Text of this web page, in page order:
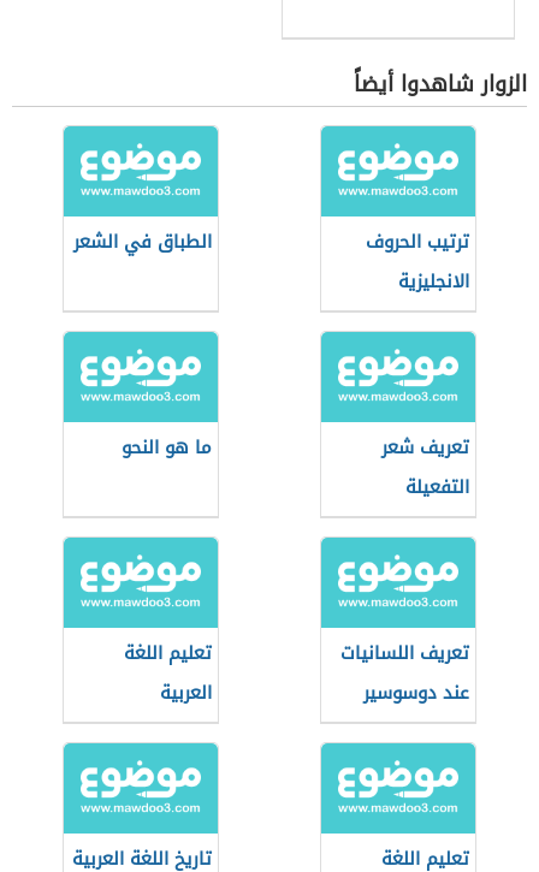
الزوار شاهدوا أيضاً
ترتيب الحروف
الانجليزية
الطباق في الشعر
تعريف شعر
التفعيلة
ما هو النحو
تعريف اللسانيات
عند دوسوسير
تعليم اللغة
العربية
تعليم اللغة
تاريخ اللغة العربية